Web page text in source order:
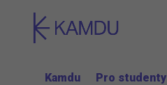
Kamdu Pro studenty